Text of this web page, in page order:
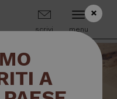
scrivi menu
×
A